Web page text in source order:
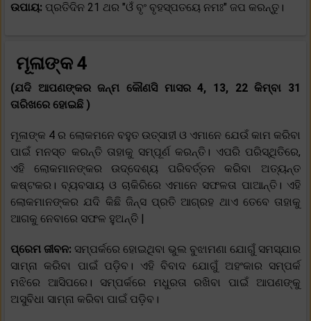
ଉପାୟ: ପ୍ରତିଦିନ 21 ଥର "ଓଁ ବୃଂ ବୃହସ୍ପତୟେ ନମଃ" ଜପ କରନ୍ତୁ।
ମୂଳାଙ୍କ 4
(ଯଦି ଆପଣଙ୍କର ଜନ୍ମ କୌଣସି ମାସର 4, 13, 22 କିମ୍ବା 31
ତାରିଖରେ ହୋଇଛି )
ମୂଳାଙ୍କ 4 ର ଲୋକମନେ ବହୁତ ଉତ୍ସାହୀ ଓ ଏମାନେ ଯେଉଁ କାମ କରିବା
ପାଇଁ ମନସ୍ତ କରନ୍ତି ତାହାକୁ ସମ୍ପୂର୍ଣ କରନ୍ତି। ଏପରି ପରିସ୍ଥିତିରେ,
ଏହି ଲୋକମାନଙ୍କର ଉଦ୍ଦେଶ୍ୟ ପରିବର୍ତ୍ତନ କରିବା ଅତ୍ୟନ୍ତ
କଷ୍ଟକର। ବ୍ୟବସାୟ ଓ ଚାକିରିରେ ଏମାନେ ସଫଳତା ପାଆନ୍ତି। ଏହି
ଲୋକମାନଙ୍କର ଯଦି କିଛି ଜିନ୍ସ ପ୍ରତି ଆଗ୍ରହ ଥାଏ ତେବେ ତାହାକୁ
ଆଗକୁ ନେବାରେ ସଫଳ ହୁଅନ୍ତି |
ପ୍ରେମ ଜୀବନ: ସମ୍ପର୍କରେ ହୋଇଥିବା ଭୁଲ ବୁଝାମଣା ଯୋଗୁଁ ସମସ୍ଯାର
ସାମ୍ନା କରିବା ପାଇଁ ପଡ଼ିବ। ଏହି ବିବାଦ ଯୋଗୁଁ ଅହଂକାର ସମ୍ପର୍କ
ମଝିରେ ଆସିପରେ। ସମ୍ପର୍କରେ ମଧୁରତା ରଖିବା ପାଇଁ ଆପଣଙ୍କୁ
ଅସୁବିଧା ସାମ୍ନା କରିବା ପାଇଁ ପଡ଼ିବ।